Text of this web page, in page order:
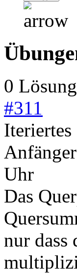
0
#311
Uhr
Das
nur dass